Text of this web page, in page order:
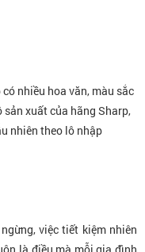
nhiều hoa văn, màu sắc
xuất của hãng Sharp,
nhiên theo lô nhập
việc tiết kiệm nhiên